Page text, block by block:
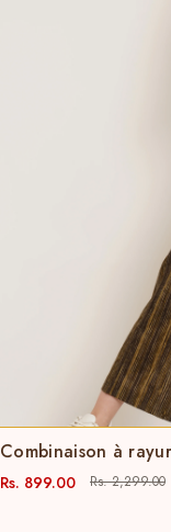
Rs. 899.00 Rs. 2,299.00